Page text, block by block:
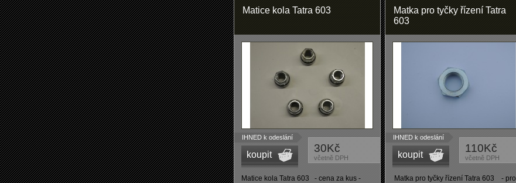
Matice kola Tatra 603
30Kč
včetně DPH
IHNED k odeslání
koupit
Matice kola Tatra 603 - cena za kus -
Matka pro tyčky řízení Tatra
603
110Kč
včetně DPH
IHNED k odeslání
koupit
Matka pro tyčky řízení Tatra 603 - pro